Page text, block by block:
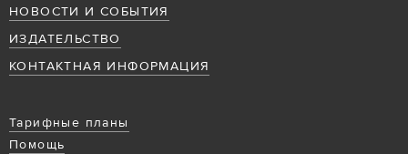
НОВОСТИ И СОБЫТИЯ
ИЗДАТЕЛЬСТВО
КОНТАКТНАЯ ИНФОРМАЦИЯ
Тарифные планы
Помощь